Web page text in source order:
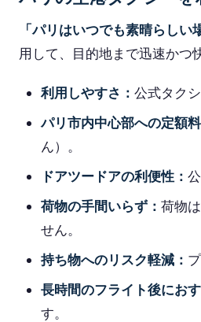
「パリはいつでも素晴らしい
用して、目的地まで迅速かつ
利用しやすさ： 公式タク
パリ市内中心部への定額料
ん）。
ドアツードアの利便性：
荷物の手間いらず： 荷物
せん。
持ち物へのリスク軽減：
長時間のフライト後におす
す。